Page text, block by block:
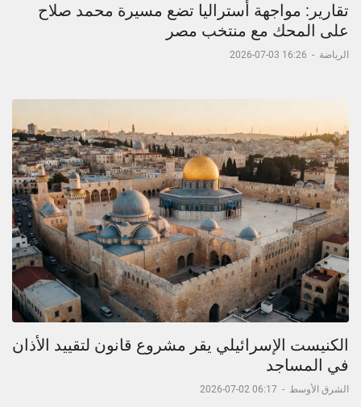
تقارير: مواجهة أستراليا تضع مسيرة محمد صلاح
على المحك مع منتخب مصر
الرياضة -
16:26 03-07-2026
الكنيست الإسرائيلي يقر مشروع قانون لتقييد الأذان
في المساجد
الشرق الأوسط -
06:17 02-07-2026